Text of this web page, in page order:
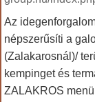
Az
népszerűsíti a
(Zalakarosnál)/
kempinget és
ZALAKROS